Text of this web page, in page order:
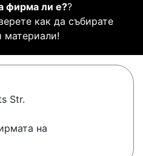
фирма ли е??
как да събирате
материали!
Str.
на